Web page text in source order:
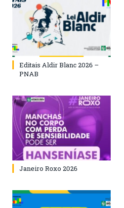
Editais Aldir Blanc 2026 –
PNAB
Janeiro Roxo 2026